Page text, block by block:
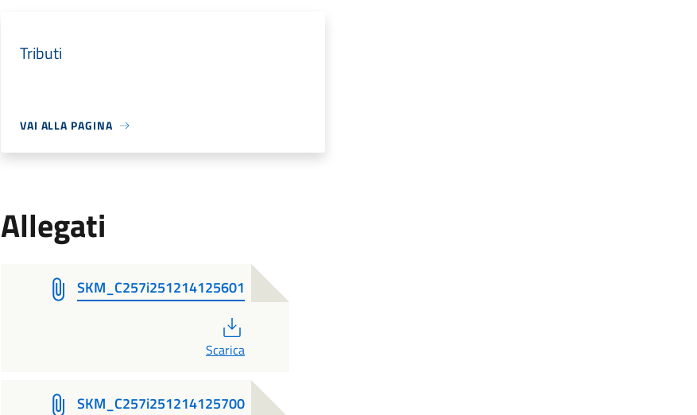
Tributi
VAI ALLA PAGINA
Allegati
SKM_C257i251214125601
Scarica
SKM_C257i251214125700